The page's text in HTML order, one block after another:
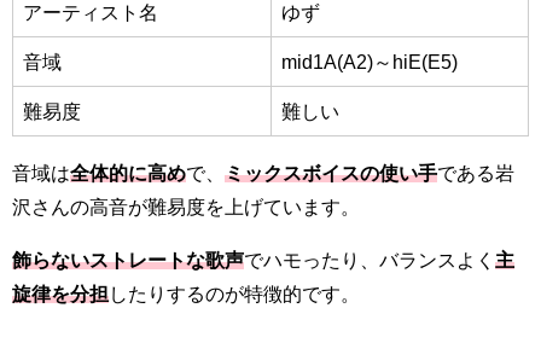
アーティスト名 ゆず
音域 mid1A(A2)～hiE(E5)
難易度 難しい
音域は全体的に高めで、 ミックスボイスの使い手である岩
沢さんの高音が難易度を上げています。
飾らないストレートな歌声でハモったり、バランスよく 主
旋律を分担したりするのが特徴的です。